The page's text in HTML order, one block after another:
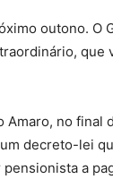
outono. O
que
Amaro, no
decreto-lei
a